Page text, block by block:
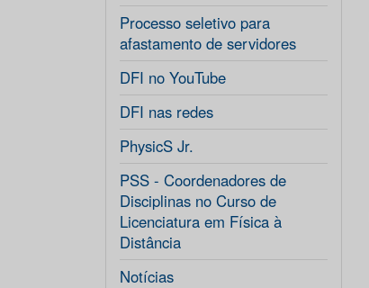
Processo seletivo para
afastamento de servidores
DFI no YouTube
DFI nas redes
PhysicS Jr.
PSS - Coordenadores de
Disciplinas no Curso de
Licenciatura em Física à
Distância
Notícias